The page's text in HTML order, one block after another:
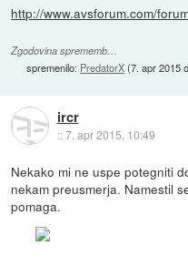
http://www.avsforum.com/
Zgodovina sprememb…
spremenilo: PredatorX(7. apr 2015
ircr
::7. apr 2015, 10:49
Nekako mi ne uspe potegniti
nekam preusmerja. Namestil
pomaga.